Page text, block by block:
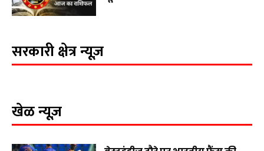
सरकारी क्षेत्र न्यूज़
खेळ न्यूज़